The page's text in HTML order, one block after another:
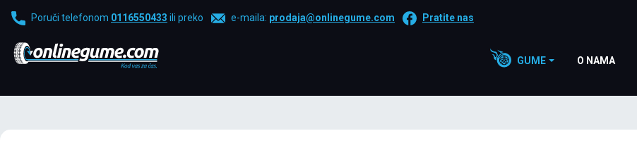
Poruči telefonom 0116550433 ili preko e-maila: prodaja@onlinegume.com Pratite nas
GUME O NAMA